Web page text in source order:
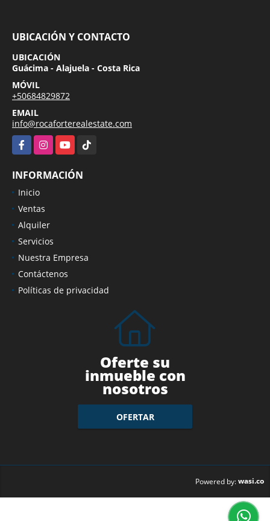
UBICACIÓN Y CONTACTO
UBICACIÓN
Guácima - Alajuela - Costa Rica
MÓVIL
+50684829872
EMAIL
info@rocaforterealestate.com
FacebookInstagramYouTubeTikTok
INFORMACIÓN
Inicio
Ventas
Alquiler
Servicios
Nuestra Empresa
Contáctenos
Políticas de privacidad
Oferte su
inmueble con
nosotros
OFERTAR
Powered by:wasi.co